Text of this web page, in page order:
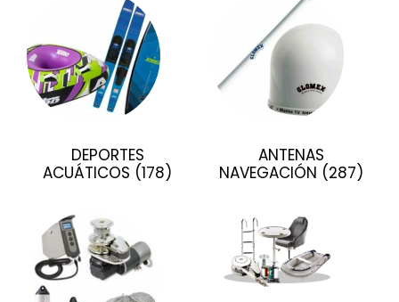
DEPORTES
ACUÁTICOS (178)
ANTENAS
NAVEGACIÓN (287)